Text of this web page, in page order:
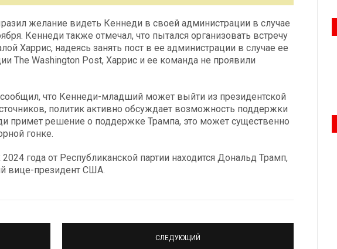
желание видеть Кеннеди в своей администрации в случае
Кеннеди также отмечал, что пытался организовать встречу
Харрис, надеясь занять пост в ее администрации в случае ее
The Washington Post, Харрис и ее команда не проявили
сообщил, что Кеннеди-младший может выйти из президентской
политик активно обсуждает возможность поддержки
примет решение о поддержке Трампа, это может существенно
гонке.
года от Республиканской партии находится Дональд Трамп,
вице-президент США.
СЛЕДУЮЩИЙ